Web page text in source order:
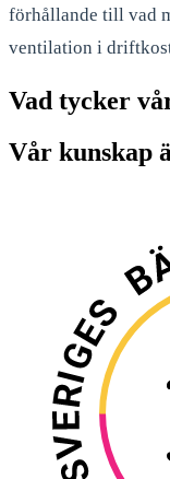
förhållande till vad
ventilation i
Vad tycker
Vår kunskap